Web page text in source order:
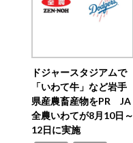
ドジャースタジアムで
「いわて牛」など岩手
県産農畜産物をPR JA
全農いわてが8月10日～
12日に実施